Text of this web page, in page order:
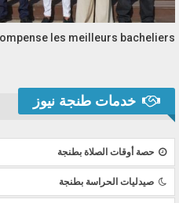
les meilleurs bacheliers…
خدمات طنجة نيوز
حصة أوقات الصلاة بطنجة
صيدليات الحراسة بطنجة